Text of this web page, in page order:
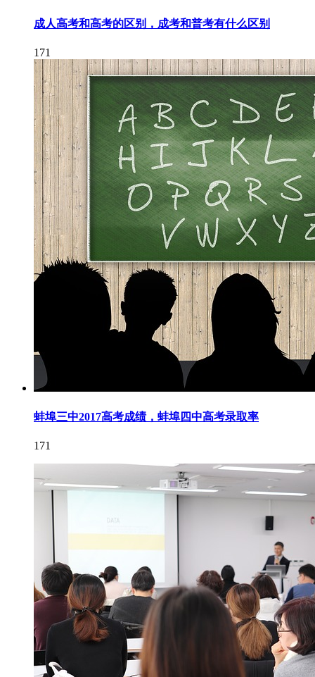
成人高考和高考的区别，成考和普考有什么区别
171
蚌埠三中2017高考成绩，蚌埠四中高考录取率
171